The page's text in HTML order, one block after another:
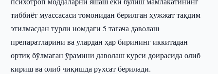
тиббиёт муассасаси томонидан берилган ҳужжат тақдим
этилмасдан турли номдаги 5 тагача даволаш
препаратларини ва улардан ҳар бирининг иккитадан
ортиқ бўлмаган ўрамини даволаш курси доирасида олиб
кириш ва олиб чиқишда рухсат берилади.